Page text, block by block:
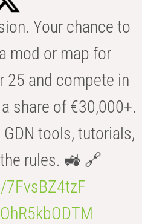
Your chance to
mod or map for
25 and compete in
share of €30,000+.
tools, tutorials,
rules. 🚜 🔗